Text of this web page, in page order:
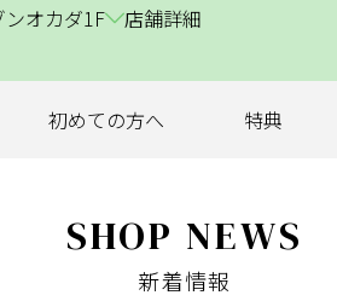
オカダ1F 店舗詳細
初めての方へ 特典
SHOP NEWS
新着情報